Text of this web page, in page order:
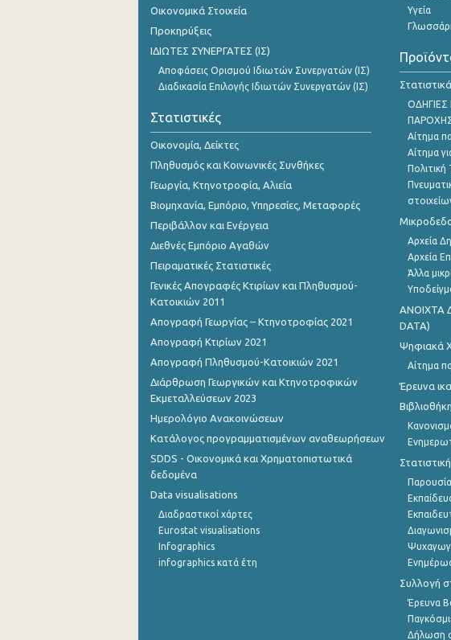
3o Τρίμηνο 2017
2o Τρίμηνο 2017
1o Τρίμηνο 2017
3o Τρίμηνο 2016
2o Τρίμηνο 2016
1o Τρίμηνο 2016
4o Τρίμηνο 2015
3o Τρίμηνο 2015
1o Τρίμηνο 2015
4o Τρίμηνο 2014
3o Τρίμηνο 2014
2o Τρίμηνο 2014
1o Τρίμηνο 2014
3o Τρίμηνο 2013
2o Τρίμηνο 2013
4o Τρίμηνο 2012
Οικονομικά Στοιχεία
Προκηρύξεις
ΙΔΙΩΤΕΣ ΣΥΝΕΡΓΑΤΕΣ (ΙΣ)
Αποφάσεις Ορισμού Ιδιωτών Συνεργατών (ΙΣ)
Διαδικασία Επιλογής Ιδιωτών Συνεργατών (ΙΣ)
Στατιστικές
Οικονομία, Δείκτες
Πληθυσμός και Κοινωνικές Συνθήκες
Γεωργία, Κτηνοτροφία, Αλιεία
Βιομηχανία, Εμπόριο, Υπηρεσίες, Μεταφορές
Περιβάλλον και Ενέργεια
Διεθνές Εμπόριο Αγαθών
Πειραματικές Στατιστικές
Γενικές Απογραφές Κτιρίων και Πληθυσμού-
Κατοικιών 2011
Απογραφή Γεωργίας – Κτηνοτροφίας 2021
Απογραφή Κτιρίων 2021
Απογραφή Πληθυσμού-Κατοικιών 2021
Διάρθρωση Γεωργικών και Κτηνοτροφικών
Εκμεταλλεύσεων 2023
Ημερολόγιο Ανακοινώσεων
Κατάλογος προγραμματισμένων αναθεωρήσεων
SDDS - Οικονομικά και Χρηματοπιστωτικά
δεδομένα
Data visualisations
Διαδραστικοί χάρτες
Eurostat visualisations
Infographics
infographics κατά έτη
Υγεία
ΟΔΗΓΙΕΣ
Αίτημα
Αίτημα
Αρχεία
Αρχεία
Άλλα
ANOIXTA
DATA)
Ψηφιακά
Αίτημα
Έρευνα
Βιβλιοθήκη
Συλλογή
Έρευνα
Δήλωση